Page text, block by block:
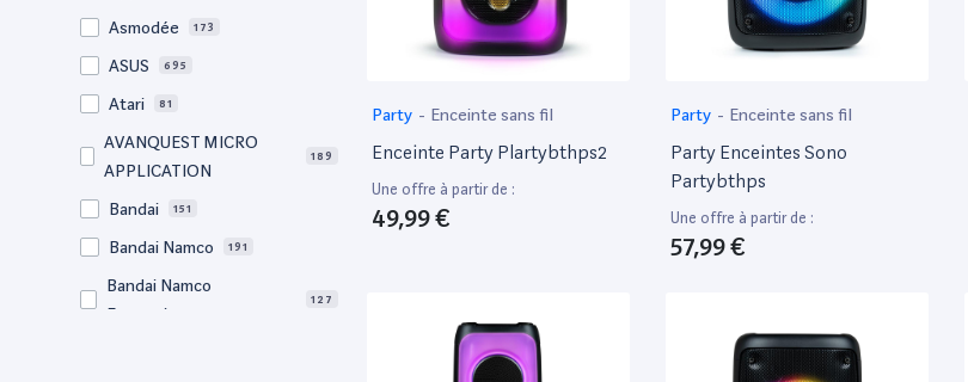
Asmodée 173
ASUS 695
Atari 81
AVANQUEST MICRO
APPLICATION
189
Bandai 151
Bandai Namco 191
Bandai Namco
Entertainment
127
Party - Enceinte sans fil
Enceinte Party Plartybthps2
Une offre à partir de :
49,99 €
Party - Enceinte sans fil
Party Enceintes Sono
Partybthps
Une offre à partir de :
57,99 €